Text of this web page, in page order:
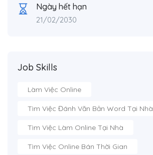
Ngày hết hạn
21/02/2030
Job Skills
Làm Việc Online
Tìm Việc Đánh Văn Bản Word Tại Nhà
Tìm Việc Làm Online Tại Nhà
Tìm Việc Online Bán Thời Gian